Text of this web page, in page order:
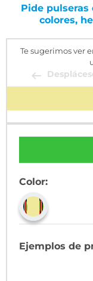
Pide pulseras
colores,
Te sugerimos ver
Color:
Ejemplos de